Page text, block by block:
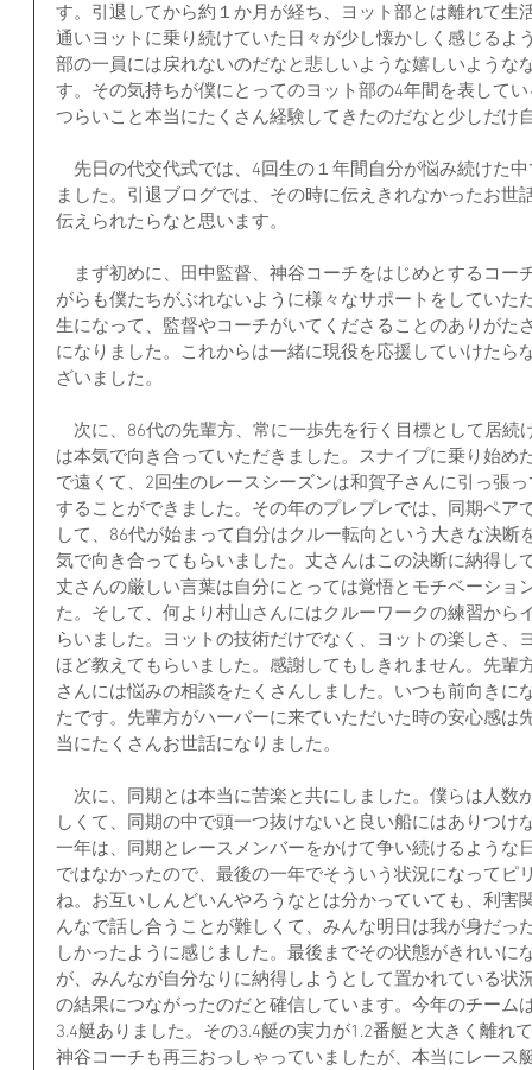
す。引退してから約１か月が経ち、ヨット部とは離れて生
通いヨットに乗り続けていた日々が少し懐かしく感じるよ
部の一員には戻れないのだなと悲しいような嬉しいような
す。その気持ちが僕にとってのヨット部の4年間を表して
つらいこと本当にたくさん経験してきたのだなと少しだけ
先日の代交代式では、4回生の１年間自分が悩み続けた
ました。引退ブログでは、その時に伝えきれなかったお世
伝えられたらなと思います。
まず初めに、田中監督、神谷コーチをはじめとするコー
がらも僕たちがぶれないように様々なサポートをしていた
生になって、監督やコーチがいてくださることのありがた
になりました。これからは一緒に現役を応援していけたら
ざいました。
次に、86代の先輩方、常に一歩先を行く目標として居続
は本気で向き合っていただきました。スナイプに乗り始め
で遠くて、2回生のレースシーズンは和賀子さんに引っ張
することができました。その年のプレプレでは、同期ペア
して、86代が始まって自分はクルー転向という大きな決断
気で向き合ってもらいました。丈さんはこの決断に納得し
丈さんの厳しい言葉は自分にとっては覚悟とモチベーショ
た。そして、何より村山さんにはクルーワークの練習から
らいました。ヨットの技術だけでなく、ヨットの楽しさ、
ほど教えてもらいました。感謝してもしきれません。先輩
さんには悩みの相談をたくさんしました。いつも前向きに
たです。先輩方がハーバーに来ていただいた時の安心感は
当にたくさんお世話になりました。
次に、同期とは本当に苦楽と共にしました。僕らは人数
しくて、同期の中で頭一つ抜けないと良い船にはありつけ
一年は、同期とレースメンバーをかけて争い続けるような
ではなかったので、最後の一年でそういう状況になってピ
ね。お互いしんどいんやろうなとは分かっていても、利害
んなで話し合うことが難しくて、みんな明日は我が身だっ
しかったように感じました。最後までその状態がきれいに
が、みんなが自分なりに納得しようとして置かれている状
の結果につながったのだと確信しています。今年のチーム
3.4艇ありました。その3.4艇の実力が1.2番艇と大きく離れ
神谷コーチも再三おっしゃっていましたが、本当にレース